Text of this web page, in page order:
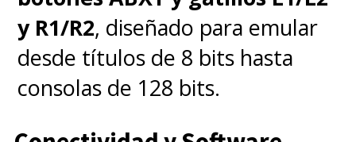
y R1/R2, diseñado para emular
desde títulos de 8 bits hasta
consolas de 128 bits.